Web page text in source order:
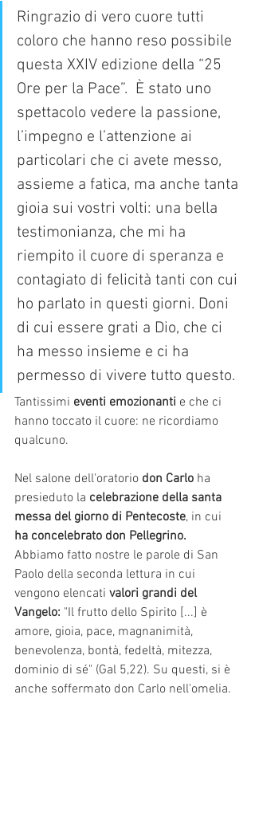
Ringrazio di vero cuore tutti
coloro che hanno reso possibile
questa XXIV edizione della “25
Ore per la Pace”.  È stato uno
spettacolo vedere la passione,
l’impegno e l’attenzione ai
particolari che ci avete messo,
assieme a fatica, ma anche tanta
gioia sui vostri volti: una bella
testimonianza, che mi ha
riempito il cuore di speranza e
contagiato di felicità tanti con cui
ho parlato in questi giorni. Doni
di cui essere grati a Dio, che ci
ha messo insieme e ci ha
permesso di vivere tutto questo.
Tantissimi eventi emozionanti e che ci
hanno toccato il cuore: ne ricordiamo
qualcuno.
Nel salone dell'oratorio don Carlo ha
presieduto la celebrazione della santa
messa del giorno di Pentecoste, in cui
ha concelebrato don Pellegrino.
Abbiamo fatto nostre le parole di San
Paolo della seconda lettura in cui
vengono elencati valori grandi del
Vangelo: "Il frutto dello Spirito [...] è
amore, gioia, pace, magnanimità,
benevolenza, bontà, fedeltà, mitezza,
dominio di sé" (Gal 5,22). Su questi, si è
anche soffermato don Carlo nell'omelia.